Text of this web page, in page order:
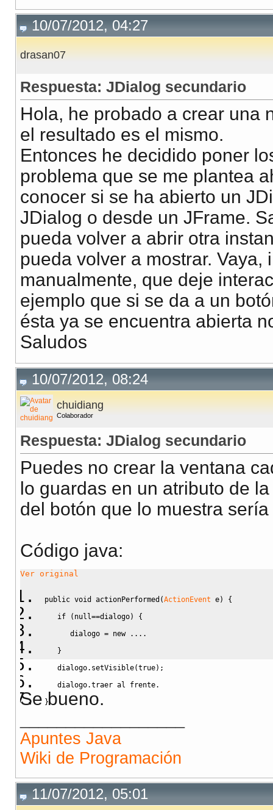
10/07/2012, 04:27
drasan07
Respuesta: JDialog secundario
Hola, he probado a crear una
el resultado es el mismo.
Entonces he decidido poner
problema que se me plantea
conocer si se ha abierto un
JDialog o desde un JFrame.
pueda volver a abrir otra
pueda volver a mostrar. Vaya,
manualmente, que deje
ejemplo que si se da a un
ésta ya se encuentra abierta
Saludos
10/07/2012, 08:24
chuidiang
Colaborador
Respuesta: JDialog secundario
Puedes no crear la ventana
lo guardas en un atributo de
del botón que lo muestra
Código java:
Ver original
public void actionPerformed (ActionEvent e)
{
if
( null==dialogo)
{
dialogo = new ....
}
dialogo. setVisible(true) ;
dialogo.traer al frente.
}
Se bueno.
Apuntes Java
Wiki de Programación
11/07/2012, 05:01